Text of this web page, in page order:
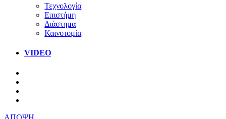
Τεχνολογία
Επιστήμη
Διάστημα
Καινοτομία
VIDEO
ΑΠΟΨΗ